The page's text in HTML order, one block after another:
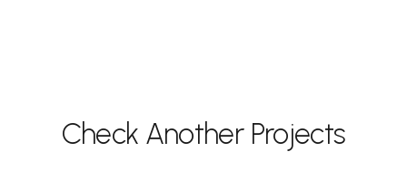
Check Another Projects